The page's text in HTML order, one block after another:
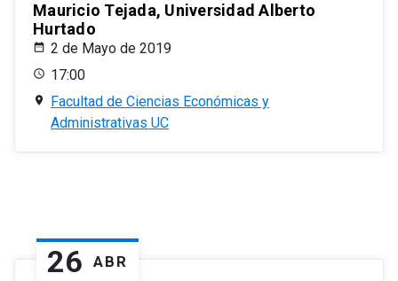
Mauricio Tejada, Universidad Alberto
Hurtado
2 de Mayo de 2019
17:00
Facultad de Ciencias Económicas y
Administrativas UC
26 ABR